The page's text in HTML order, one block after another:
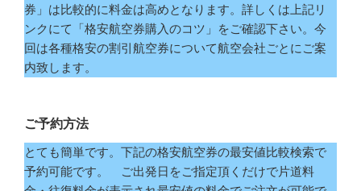
券」は比較的に料金は高めとなります。詳しくは上記リ
ンクにて「格安航空券購入のコツ」をご確認下さい。今
回は各種格安の割引航空券について航空会社ごとにご案
内致します。
ご予約方法
とても簡単です。下記の格安航空券の最安値比較検索で
予約可能です。 ご出発日をご指定頂くだけで片道料